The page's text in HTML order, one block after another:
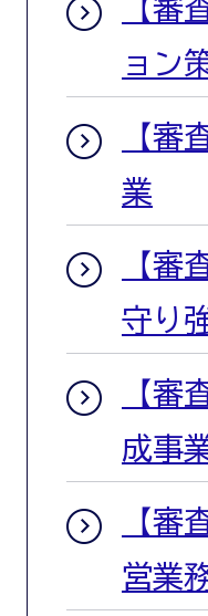
【審
ョン
【審
業
【審
守り
【審
成事
【審
営業